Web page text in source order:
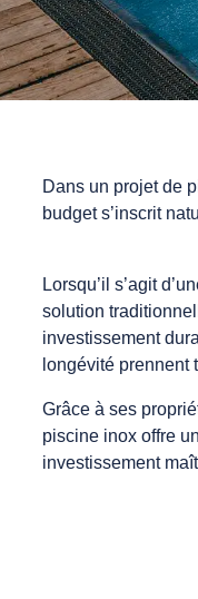
Dans un projet de
budget s’inscrit
Lorsqu’il s’agit
solution
investissement
longévité prennent
Grâce à ses
piscine inox offre
investissement